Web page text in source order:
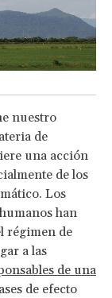
nuestro
de
una acción
de los
Los
han
régimen de
a las
de una
de efecto